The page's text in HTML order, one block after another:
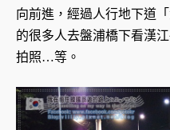
向前進，經過人行地下道
的很多人去盤浦橋下看漢
拍照…等。